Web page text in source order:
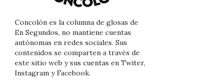
Concolón es la columna de glosas de
En Segundos, no mantiene cuentas
autónomas en redes sociales. Sus
contenidos se comparten a través de
este sitio web y sus cuentas en Twiter,
Instagram y Facebook.